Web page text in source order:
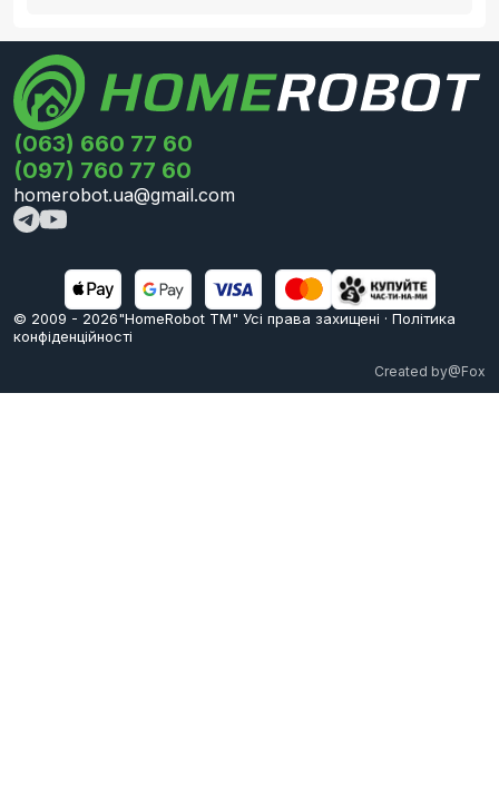
(063) 660 77 60
(097) 760 77 60
homerobot.ua@gmail.com
© 2009 - 2026"HomeRobot ТМ" Усi права захищені · Політика
конфіденційності
Created by@Fox